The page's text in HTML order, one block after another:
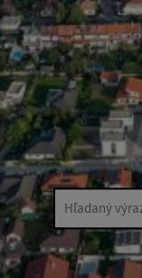
Hľadaný výraz...